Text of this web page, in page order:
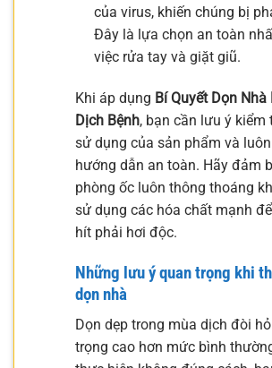
của virus, khiến chúng bị
Đây là lựa chọn an toàn
việc rửa tay và giặt giũ.
Khi áp dụng Bí Quyết Dọn Nhà
Dịch Bệnh, bạn cần lưu ý kiểm
sử dụng của sản phẩm và
hướng dẫn an toàn. Hãy đảm
phòng ốc luôn thông thoáng
sử dụng các hóa chất mạnh
hít phải hơi độc.
Những lưu ý quan trọng khi
dọn nhà
Dọn dẹp trong mùa dịch đòi
trọng cao hơn mức bình